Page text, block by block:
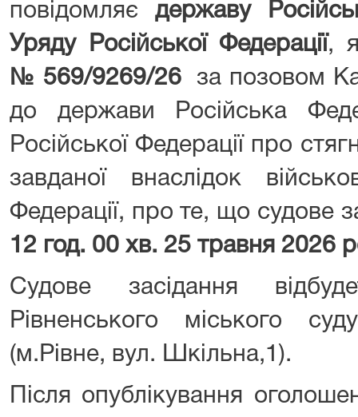
повідомляєдержаву
Уряду Російської Федерації ,
№ 569/9269/26
за позовом
до держави Російська
Російської Федерації про
завданої внаслідок
Федерації, про те, що судове
12 год. 00 хв. 25 травня 2026
Судове засідання
Рівненського міського
(м.Рівне, вул. Шкільна,1).
Після опублікування